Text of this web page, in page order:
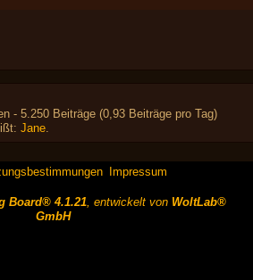
- 5.250 Beiträge (0,93 Beiträge pro Tag)
Jane.
Impressum
Board® 4.1.21, entwickelt von WoltLab®
GmbH